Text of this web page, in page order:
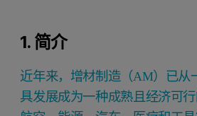
1. 简介
近年来，增材制造（AM）已从
具发展成为一种成熟且经济可